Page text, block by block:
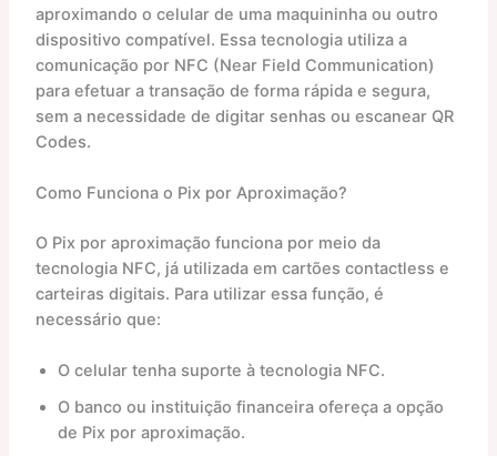
aproximando o celular de uma maquininha ou outro
dispositivo compatível. Essa tecnologia utiliza a
comunicação por NFC (Near Field Communication)
para efetuar a transação de forma rápida e segura,
sem a necessidade de digitar senhas ou escanear QR
Codes.
Como Funciona o Pix por Aproximação?
O Pix por aproximação funciona por meio da
tecnologia NFC, já utilizada em cartões contactless e
carteiras digitais. Para utilizar essa função, é
necessário que:
O celular tenha suporte à tecnologia NFC.
O banco ou instituição financeira ofereça a opção
de Pix por aproximação.